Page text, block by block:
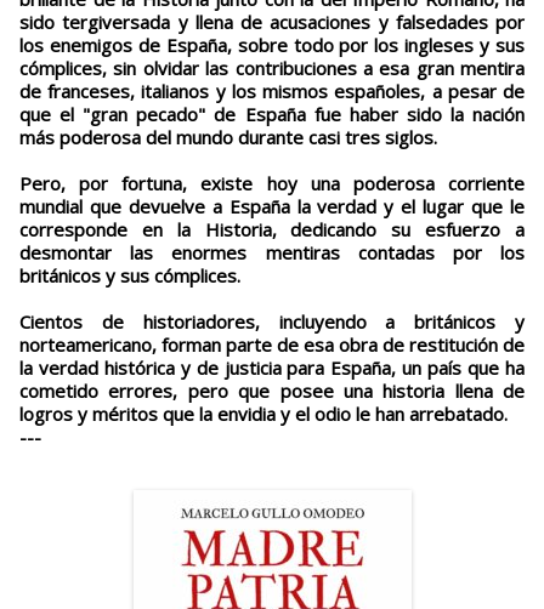
sido tergiversada y llena de acusaciones y falsedades por
los enemigos de España, sobre todo por los ingleses y sus
cómplices, sin olvidar las contribuciones a esa gran mentira
de franceses, italianos y los mismos españoles, a pesar de
que el "gran pecado" de España fue haber sido la nación
más poderosa del mundo durante casi tres siglos.
Pero, por fortuna, existe hoy una poderosa corriente
mundial que devuelve a España la verdad y el lugar que le
corresponde en la Historia, dedicando su esfuerzo a
desmontar las enormes mentiras contadas por los
británicos y sus cómplices.
Cientos de historiadores, incluyendo a británicos y
norteamericano, forman parte de esa obra de restitución de
la verdad histórica y de justicia para España, un país que ha
cometido errores, pero que posee una historia llena de
logros y méritos que la envidia y el odio le han arrebatado.
---